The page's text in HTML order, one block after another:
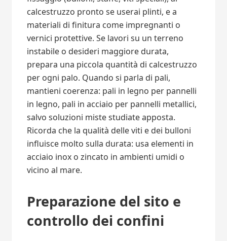
calcestruzzo pronto se userai plinti, e a
materiali di finitura come impregnanti o
vernici protettive. Se lavori su un terreno
instabile o desideri maggiore durata,
prepara una piccola quantità di calcestruzzo
per ogni palo. Quando si parla di pali,
mantieni coerenza: pali in legno per pannelli
in legno, pali in acciaio per pannelli metallici,
salvo soluzioni miste studiate apposta.
Ricorda che la qualità delle viti e dei bulloni
influisce molto sulla durata: usa elementi in
acciaio inox o zincato in ambienti umidi o
vicino al mare.
Preparazione del sito e
controllo dei confini